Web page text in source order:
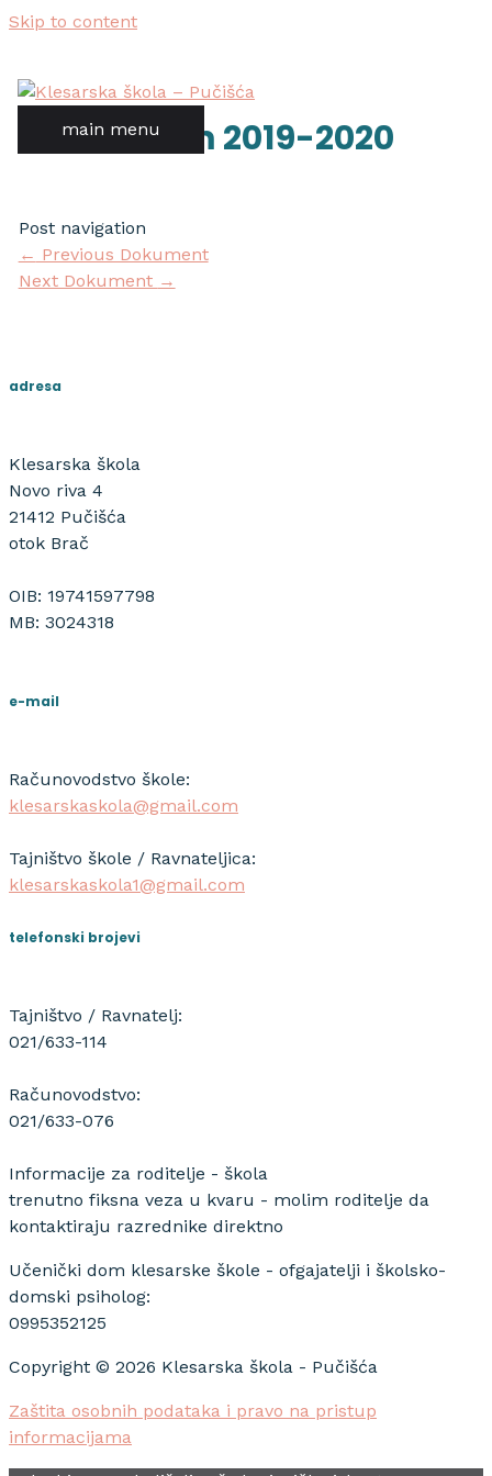
Skip to content
main menu
kurikulum 2019-2020
Post navigation
← Previous Dokument
Next Dokument →
adresa
Klesarska škola
Novo riva 4
21412 Pučišća
otok Brač
OIB: 19741597798
MB: 3024318
e-mail
Računovodstvo škole:
klesarskaskola@gmail.com
Tajništvo škole / Ravnateljica:
klesarskaskola1@gmail.com
telefonski brojevi
Tajništvo / Ravnatelj:
021/633-114
Računovodstvo:
021/633-076
Informacije za roditelje - škola
trenutno fiksna veza u kvaru - molim roditelje da
kontaktiraju razrednike direktno
Učenički dom klesarske škole - ofgajatelji i školsko-
domski psiholog:
0995352125
Copyright © 2026 Klesarska škola - Pučišća
Zaštita osobnih podataka i pravo na pristup
informacijama